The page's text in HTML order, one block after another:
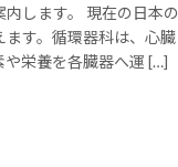
します。 現在の日本
す。循環器科は、心
栄養を各臓器へ運 […]